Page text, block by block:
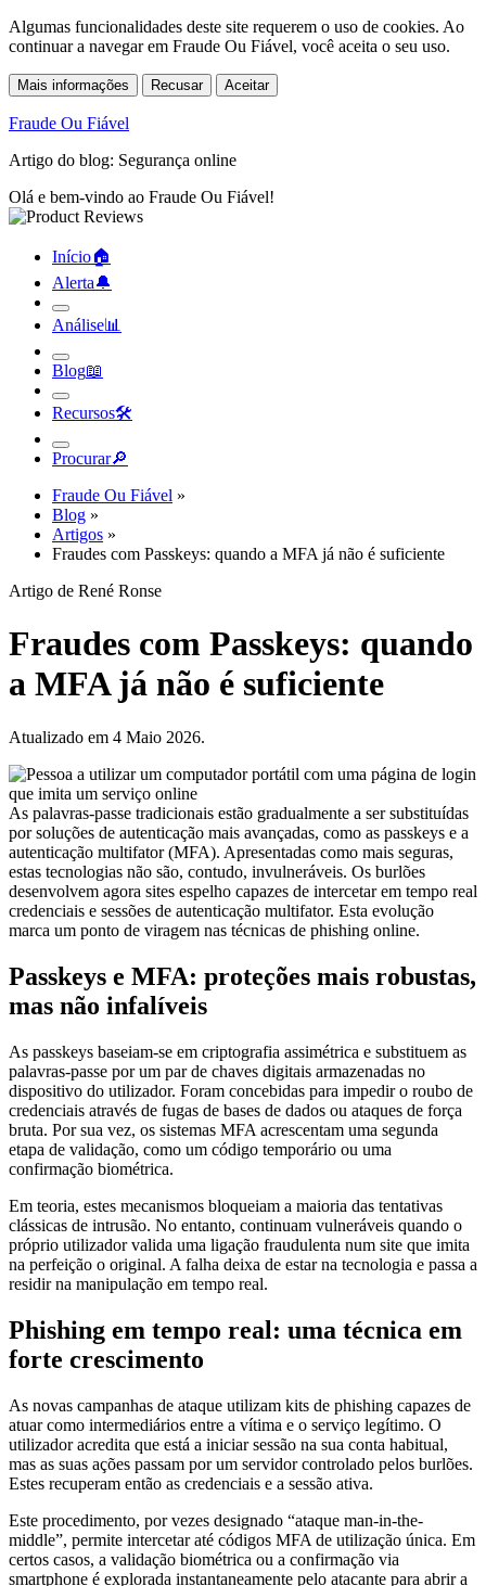
Algumas funcionalidades deste site requerem o uso de cookies. Ao
continuar a navegar em Fraude Ou Fiável, você aceita o seu uso.
Mais informações Recusar Aceitar
Fraude Ou Fiável
Artigo do blog: Segurança online
Olá e bem-vindo ao Fraude Ou Fiável!
Início🏠︎
Alerta🔔︎
Análise📊︎
Blog📖︎
Recursos🛠︎
Procurar🔎︎
Fraude Ou Fiável »
Blog »
Artigos »
Fraudes com Passkeys: quando a MFA já não é suficiente
Artigo de René Ronse
Fraudes com Passkeys: quando
a MFA já não é suficiente
Atualizado em 4 Maio 2026.
As palavras-passe tradicionais estão gradualmente a ser substituídas
por soluções de autenticação mais avançadas, como as passkeys e a
autenticação multifator (MFA). Apresentadas como mais seguras,
estas tecnologias não são, contudo, invulneráveis. Os burlões
desenvolvem agora sites espelho capazes de intercetar em tempo real
credenciais e sessões de autenticação multifator. Esta evolução
marca um ponto de viragem nas técnicas de phishing online.
Passkeys e MFA: proteções mais robustas,
mas não infalíveis
As passkeys baseiam-se em criptografia assimétrica e substituem as
palavras-passe por um par de chaves digitais armazenadas no
dispositivo do utilizador. Foram concebidas para impedir o roubo de
credenciais através de fugas de bases de dados ou ataques de força
bruta. Por sua vez, os sistemas MFA acrescentam uma segunda
etapa de validação, como um código temporário ou uma
confirmação biométrica.
Em teoria, estes mecanismos bloqueiam a maioria das tentativas
clássicas de intrusão. No entanto, continuam vulneráveis quando o
próprio utilizador valida uma ligação fraudulenta num site que imita
na perfeição o original. A falha deixa de estar na tecnologia e passa a
residir na manipulação em tempo real.
Phishing em tempo real: uma técnica em
forte crescimento
As novas campanhas de ataque utilizam kits de phishing capazes de
atuar como intermediários entre a vítima e o serviço legítimo. O
utilizador acredita que está a iniciar sessão na sua conta habitual,
mas as suas ações passam por um servidor controlado pelos burlões.
Estes recuperam então as credenciais e a sessão ativa.
Este procedimento, por vezes designado “ataque man-in-the-
middle”, permite intercetar até códigos MFA de utilização única. Em
certos casos, a validação biométrica ou a confirmação via
smartphone é explorada instantaneamente pelo atacante para abrir a